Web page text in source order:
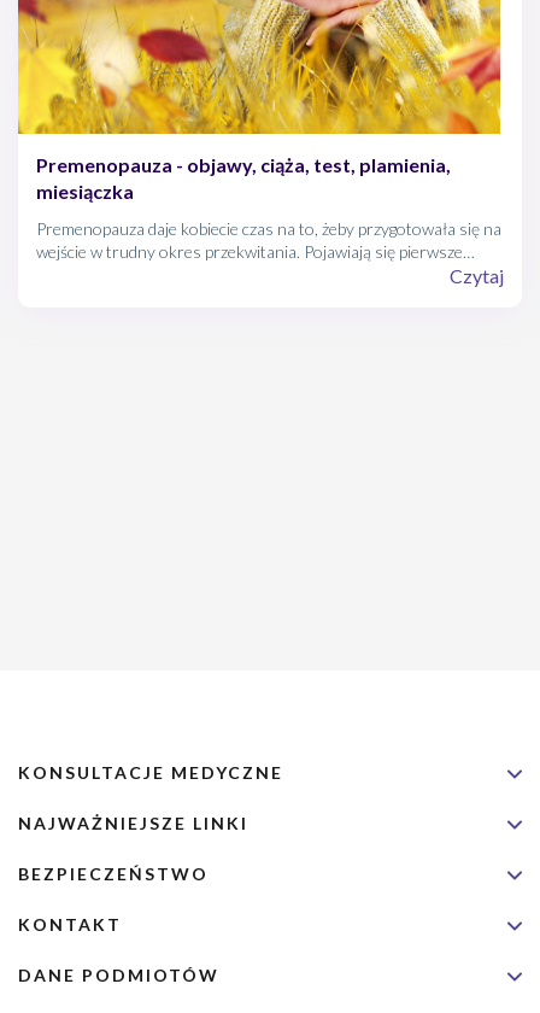
Premenopauza - objawy, ciąża, test, plamienia,
miesiączka
Premenopauza daje kobiecie czas na to, żeby przygotowała się na
wejście w trudny okres przekwitania. Pojawiają się pierwsze
symptomy, które z czasem przybiorą na sile, takie jak uderzenia
Czytaj
KONSULTACJE MEDYCZNE
NAJWAŻNIEJSZE LINKI
BEZPIECZEŃSTWO
KONTAKT
DANE PODMIOTÓW